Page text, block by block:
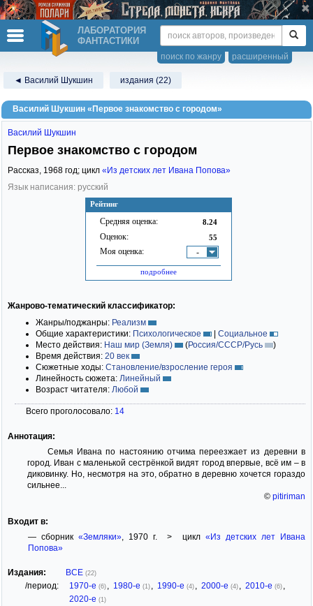
ЛАБОРАТОРИЯ
ФАНТАСТИКИ
расширенный
поиск по жанру
◄ Василий Шукшин издания (22)
Василий Шукшин «Первое знакомство с городом»
Рейтинг
Средняя оценка: 8.24
Оценок: 55
Моя оценка: -
подробнее
Василий Шукшин
Первое знакомство с городом
Рассказ, 1968 год; цикл «Из детских лет Ивана Попова»
Язык написания: русский
Жанрово-тематический классификатор:
Жанры/поджанры: Реализм
Общие характеристики: Психологическое | Социальное
Место действия: Наш мир (Земля) (Россия/СССР/Русь
)
Время действия: 20 век
Сюжетные ходы: Становление/взросление героя
Линейность сюжета: Линейный
Возраст читателя: Любой
Всего проголосовало: 14
Аннотация:
Семья Ивана по настоянию отчима переезжает из деревни в
город. Иван с маленькой сестрёнкой видят город впервые, всё им – в
диковинку. Но, несмотря на это, обратно в деревню хочется гораздо
сильнее...
© pitiriman
Входит в:
— сборник «Земляки» , 1970 г. > цикл «Из детских лет Ивана
Попова»
Издания: ВСЕ (22)
/период: 1970-е (6) 1980-е (1) 1990-е (4) 2000-е (4) 2010-е (6)
2020-е (1)